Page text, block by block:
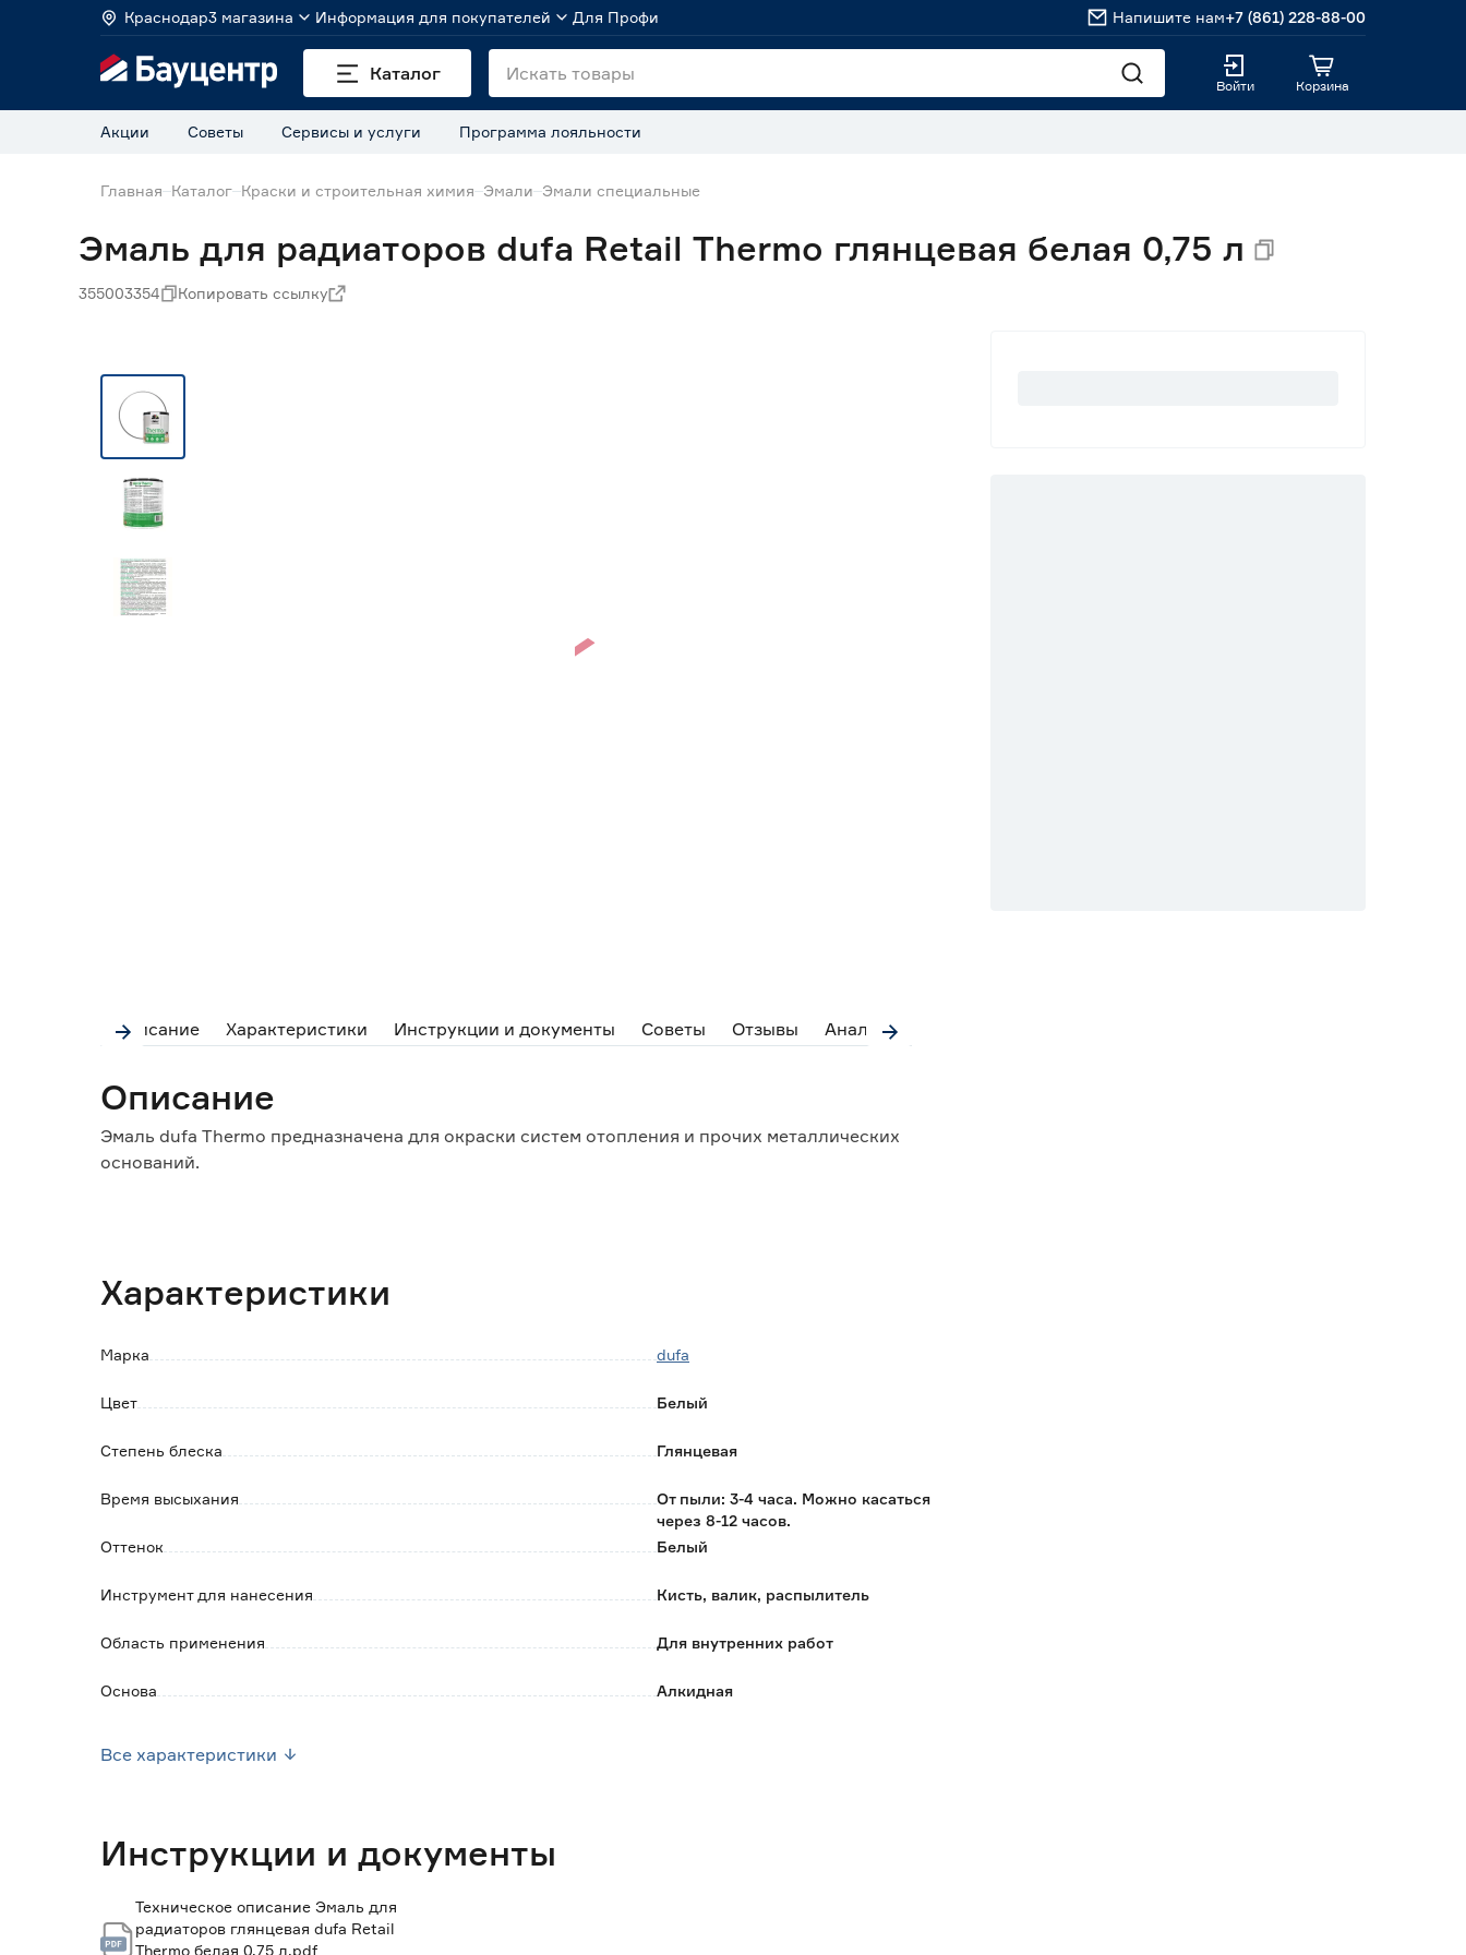
Краснодар3 магазина Информация для покупателей Для Профи Напишите нам+7 (861) 228-88-00
Каталог
Войти Корзина
Акции Советы Сервисы и услуги Программа лояльности
Главная Каталог Краски и строительная химия Эмали Эмали специальные
Эмаль для радиаторов dufa Retail Thermo глянцевая белая 0,75 л
355003354 Копировать ссылку
Описание Характеристики Инструкции и документы Советы Отзывы Аналоги
Описание
Эмаль dufa Thermo предназначена для окраски систем отопления и прочих металлических
оснований.
- укрывистая;
- эластичная и ударопрочная.
Характеристики
Марка dufa
Цвет Белый
Степень блеска Глянцевая
Время высыхания
От пыли: 3-4 часа. Можно касаться
через 8-12 часов.
Оттенок
Белый
Инструмент для нанесения Кисть, валик, распылитель
Область применения Для внутренних работ
Основа Алкидная
Рекомендуемое количество слоев
Все характеристики
Инструкции и документы
Техническое описание Эмаль для
радиаторов глянцевая dufa Retail
Thermo белая 0,75 л.pdf